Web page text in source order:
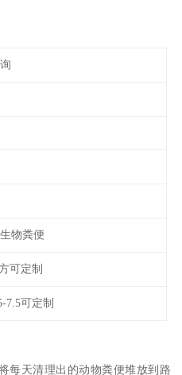
物粪便
可定制
7.5可定制
每天清理出的动物粪便堆放到路